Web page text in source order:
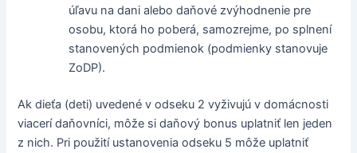
úľavu na dani alebo daňové zvýhodnenie pre
osobu, ktorá ho poberá, samozrejme, po splnení
stanovených podmienok (podmienky stanovuje
ZoDP).
Ak dieťa (deti) uvedené v odseku 2 vyživujú v domácnosti
viacerí daňovníci, môže si daňový bonus uplatniť len jeden
z nich. Pri použití ustanovenia odseku 5 môže uplatniť